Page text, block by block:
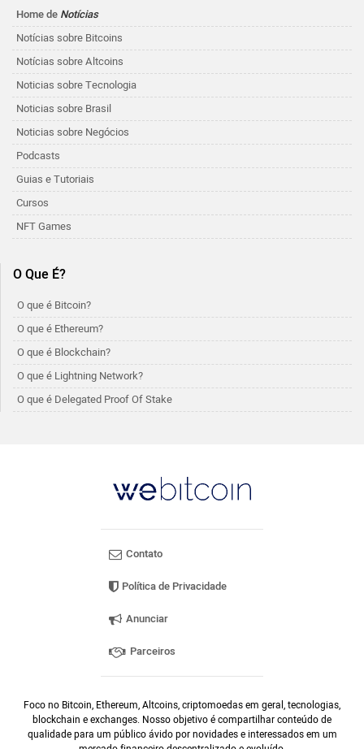
Home de Notícias
Notícias sobre Bitcoins
Notícias sobre Altcoins
Noticias sobre Tecnologia
Noticias sobre Brasil
Noticias sobre Negócios
Podcasts
Guias e Tutoriais
Cursos
NFT Games
O Que É?
O que é Bitcoin?
O que é Ethereum?
O que é Blockchain?
O que é Lightning Network?
O que é Delegated Proof Of Stake
Contato
Política de Privacidade
Anunciar
Parceiros
Foco no Bitcoin, Ethereum, Altcoins, criptomoedas em geral, tecnologias,
blockchain e exchanges. Nosso objetivo é compartilhar conteúdo de
qualidade para um público ávido por novidades e interessados em um